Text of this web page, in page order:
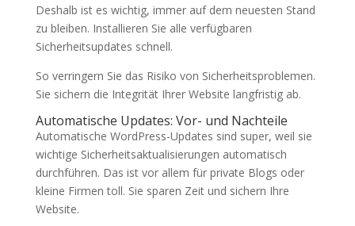
Deshalb ist es wichtig, immer auf dem neuesten Stand
zu bleiben. Installieren Sie alle verfügbaren
Sicherheitsupdates schnell.
So verringern Sie das Risiko von Sicherheitsproblemen.
Sie sichern die Integrität Ihrer Website langfristig ab.
Automatische Updates: Vor- und Nachteile
Automatische WordPress-Updates sind super, weil sie
wichtige Sicherheitsaktualisierungen automatisch
durchführen. Das ist vor allem für private Blogs oder
kleine Firmen toll. Sie sparen Zeit und sichern Ihre
Website.